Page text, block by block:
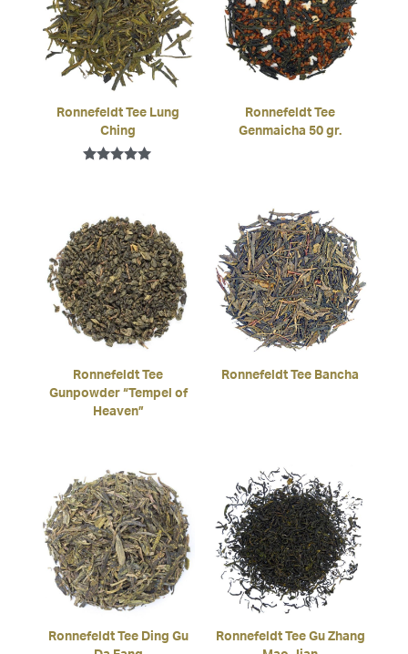
Ronnefeldt Tee Lung
Ching
Ronnefeldt Tee
Genmaicha 50 gr.
Ronnefeldt Tee
Gunpowder “Tempel of
Heaven”
Ronnefeldt Tee Bancha
Ronnefeldt Tee Ding Gu
Ronnefeldt Tee Gu Zhang